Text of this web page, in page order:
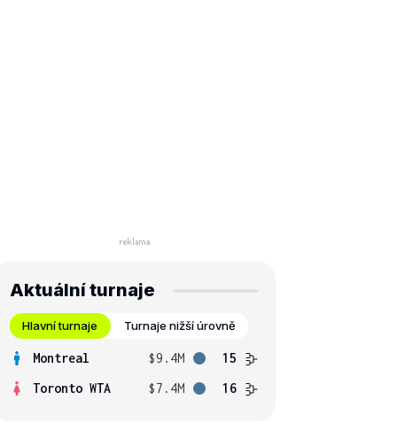
Aktuální turnaje
Hlavní turnaje Turnaje nižší úrovně
Montreal $9.4M
15
Toronto WTA
$7.4M 16